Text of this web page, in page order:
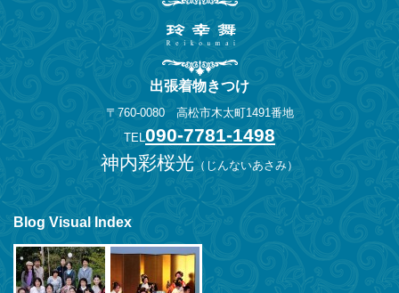
2013年11月
(1)
2013年10月 (1)
2013年8月 (2)
2013年6月(1)
2013年5月
(1)
2013年4月 (3)
2013年3月
(1)
2013年2月
(1)
2012年12月(1)
2012年7月(1)
2012年6月(1)
出張着物きつけ
〒760-0080 高松市木太町1491番地
TEL090-7781-1498
神内彩桜光 （ じんないあさみ）
Blog Visual Index